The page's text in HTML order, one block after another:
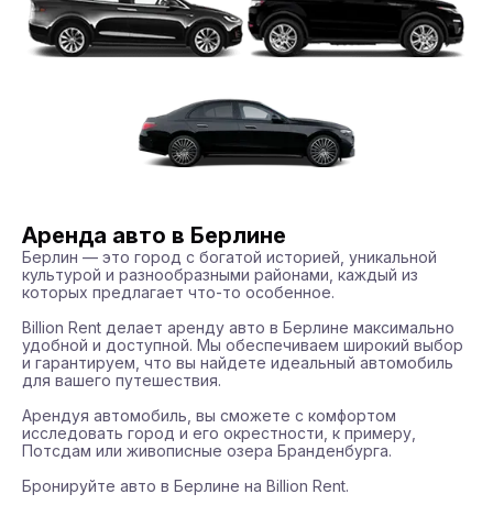
Аренда авто в Берлине
Берлин — это город с богатой историей, уникальной
культурой и разнообразными районами, каждый из
которых предлагает что-то особенное.
Billion Rent делает аренду авто в Берлине максимально
удобной и доступной. Мы обеспечиваем широкий выбор
и гарантируем, что вы найдете идеальный автомобиль
для вашего путешествия.
Арендуя автомобиль, вы сможете с комфортом
исследовать город и его окрестности, к примеру,
Потсдам или живописные озера Бранденбурга.
Бронируйте авто в Берлине на Billion Rent.